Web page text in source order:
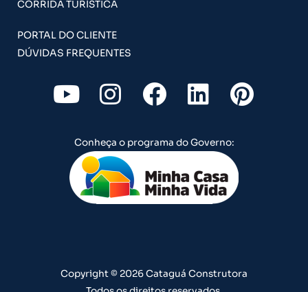
CORRIDA TURÍSTICA
PORTAL DO CLIENTE
DÚVIDAS FREQUENTES
Y
o
u
t
u
b
I
n
s
t
a
g
m
F
a
c
e
b
o
L
i
n
k
e
d
P
i
t
Conheça o programa do Governo:
Copyright © 2026 Cataguá Construtora